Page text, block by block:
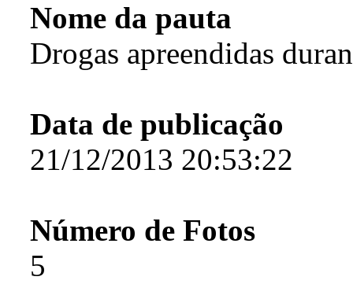
Nome da pauta
Drogas apreendidas
Data de publicação
21/12/2013 20:53:22
Número de Fotos
5